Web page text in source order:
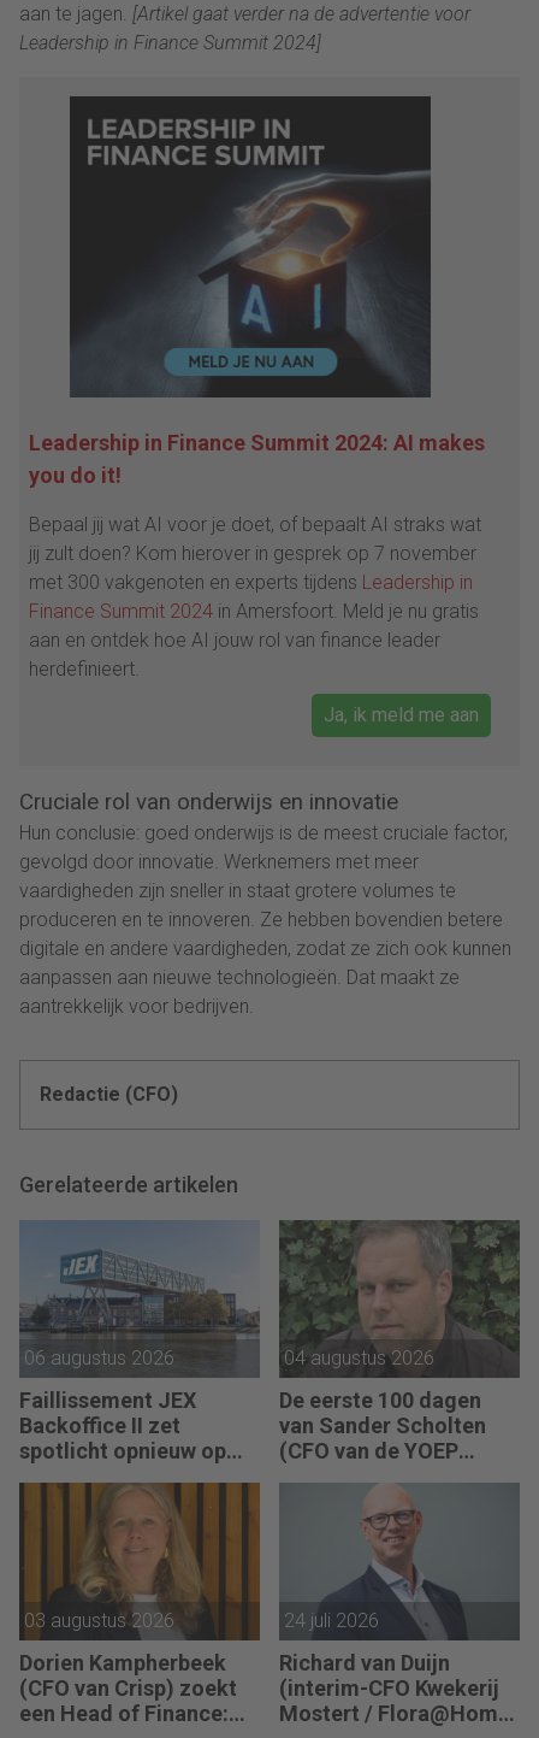
aan te jagen. [Artikel gaat verder na de advertentie voor
Leadership in Finance Summit 2024]
Leadership in Finance Summit 2024: AI makes
you do it!
Bepaal jij wat AI voor je doet, of bepaalt AI straks wat
jij zult doen? Kom hierover in gesprek op 7 november
met 300 vakgenoten en experts tijdens Leadership in
Finance Summit 2024 in Amersfoort. Meld je nu gratis
aan en ontdek hoe AI jouw rol van finance leader
herdefinieert.
Ja, ik meld me aan
Cruciale rol van onderwijs en innovatie
Hun conclusie: goed onderwijs is de meest cruciale factor,
gevolgd door innovatie. Werknemers met meer
vaardigheden zijn sneller in staat grotere volumes te
produceren en te innoveren. Ze hebben bovendien betere
digitale en andere vaardigheden, zodat ze zich ook kunnen
aanpassen aan nieuwe technologieën. Dat maakt ze
aantrekkelijk voor bedrijven.
Redactie (CFO)
Gerelateerde artikelen
06 augustus 2026
Faillissement JEX
Backoffice II zet
spotlicht opnieuw op
04 augustus 2026
De eerste 100 dagen
van Sander Scholten
(CFO van de YOEP
sturing werkt pas echt
als mensen begrijpen
waarom keuzes nodig
03 augustus 2026
Dorien Kampherbeek
(CFO van Crisp) zoekt
een Head of Finance:
24 juli 2026
Richard van Duijn
(interim-CFO Kwekerij
Mostert / Flora@Home)